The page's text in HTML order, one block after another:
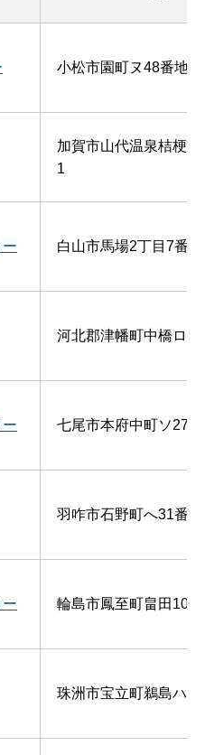
小松市園町ヌ48番地
加賀市山代温泉桔梗
1
白山市馬場2丁目7番地
河北郡津幡町中橋ロ1
七尾市本府中町ソ27
羽咋市石野町へ31番地
輪島市鳳至町畠田102
珠洲市宝立町鵜島ハ